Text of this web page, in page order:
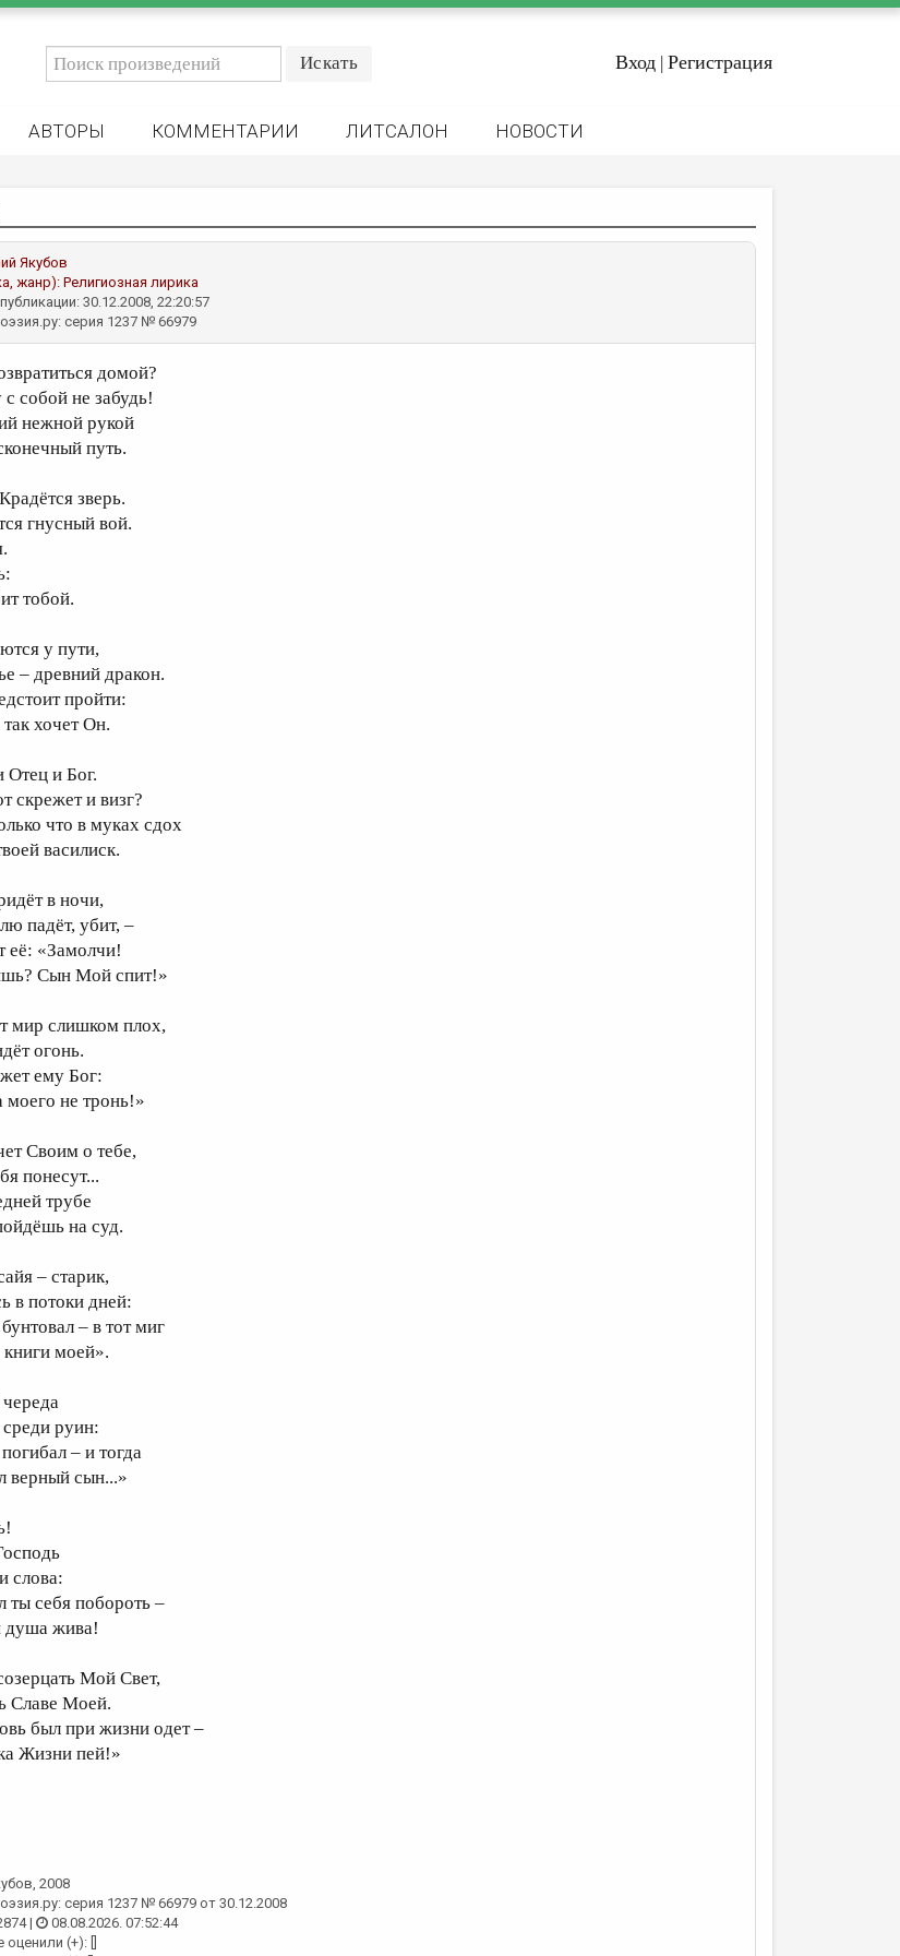
Вход | Регистрация
АВТОРЫ КОММЕНТАРИИ ЛИТСАЛОН НОВОСТИ
Якубов
жанр):Религиозная лирика
30.12.2008, 22:20:57
серия 1237 № 66979
домой?
с собой не забудь!
нежной рукой
путь.
зверь.
гнусный вой.
тобой.
у пути,
– древний дракон.
пройти:
хочет Он.
Отец и Бог.
скрежет и визг?
что в муках сдох
василиск.
в ночи,
падёт, убит, –
её: «Замолчи!
Сын Мой спит!»
мир слишком плох,
огонь.
ему Бог:
не тронь!»
Своим о тебе,
понесут...
трубе
на суд.
– старик,
в потоки дней:
– в тот миг
моей».
руин:
– и тогда
верный сын...»
слова:
ты себя побороть –
душа жива!
Мой Свет,
Славе Моей.
был при жизни одет –
Жизни пей!»
, 2008
серия 1237 № 66979 от 30.12.2008
|
08.08.2026. 07:52:44
(+): []